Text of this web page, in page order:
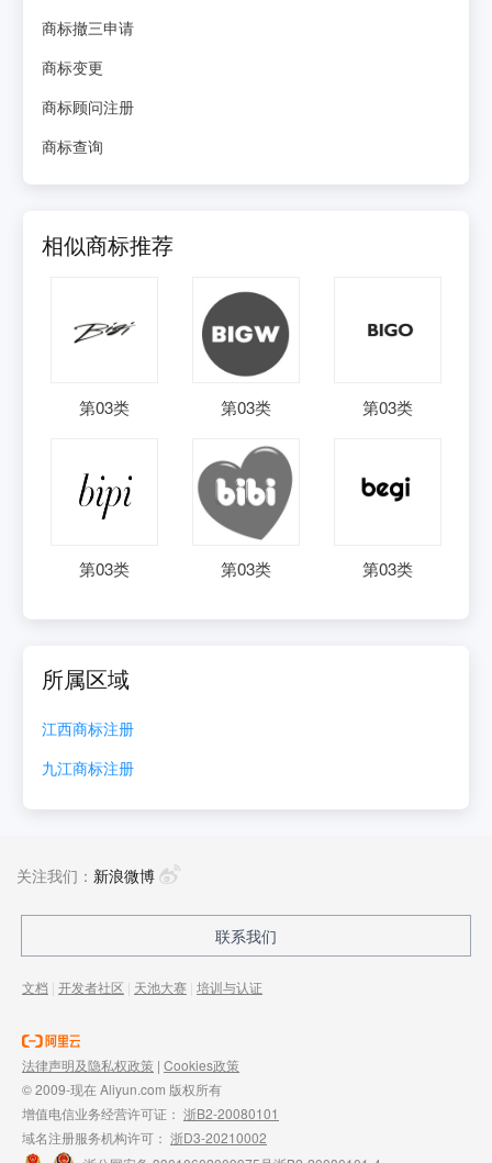
商标撤三申请
商标变更
商标顾问注册
商标查询
相似商标推荐
第03类 第03类 第03类
第03类 第03类 第03类
所属区域
江西商标注册
九江商标注册